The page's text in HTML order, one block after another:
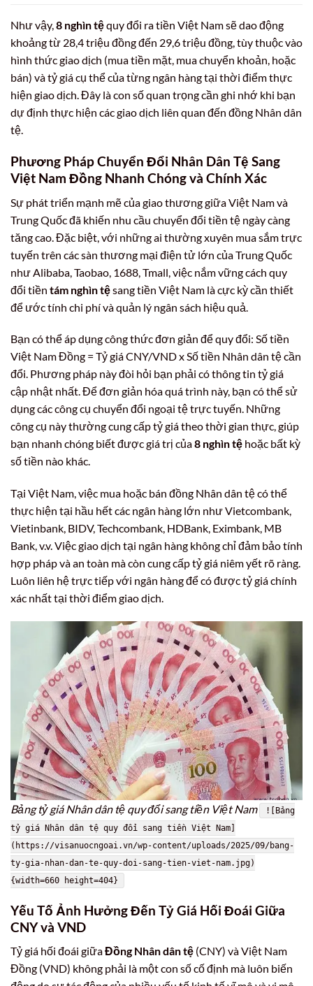
Như vậy,8 nghìn tệquy đổi ra tiền Việt Nam sẽ dao động
khoảng từ 28,4 triệu đồng đến 29,6 triệu đồng, tùy thuộc vào
hình thức giao dịch (mua tiền mặt, mua chuyển khoản, hoặc
bán) và tỷ giá cụ thể của từng ngân hàng tại thời điểm thực
hiện giao dịch. Đây là con số quan trọng cần ghi nhớ khi bạn
dự định thực hiện các giao dịch liên quan đến đồng Nhân dân
tệ.
Phương Pháp Chuyển Đổi Nhân Dân Tệ Sang
Việt Nam Đồng Nhanh Chóng và Chính Xác
Sự phát triển mạnh mẽ của giao thương giữa Việt Nam và
Trung Quốc đã khiến nhu cầu chuyển đổi tiền tệ ngày càng
tăng cao. Đặc biệt, với những ai thường xuyên mua sắm trực
tuyến trên các sàn thương mại điện tử lớn của Trung Quốc
như Alibaba, Taobao, 1688, Tmall, việc nắm vững cách quy
đổi tiền tám nghìn tệsang tiền Việt Nam là cực kỳ cần thiết
để ước tính chi phí và quản lý ngân sách hiệu quả.
Bạn có thể áp dụng công thức đơn giản để quy đổi: Số tiền
Việt Nam Đồng = Tỷ giá CNY/VND x Số tiền Nhân dân tệ cần
đổi. Phương pháp này đòi hỏi bạn phải có thông tin tỷ giá
cập nhật nhất. Để đơn giản hóa quá trình này, bạn có thể sử
dụng các công cụ chuyển đổi ngoại tệ trực tuyến. Những
công cụ này thường cung cấp tỷ giá theo thời gian thực, giúp
bạn nhanh chóng biết được giá trị của8 nghìn tệ hoặc bất kỳ
số tiền nào khác.
Tại Việt Nam, việc mua hoặc bán đồng Nhân dân tệ có thể
thực hiện tại hầu hết các ngân hàng lớn như Vietcombank,
Vietinbank, BIDV, Techcombank, HDBank, Eximbank, MB
Bank, v.v. Việc giao dịch tại ngân hàng không chỉ đảm bảo tính
hợp pháp và an toàn mà còn cung cấp tỷ giá niêm yết rõ ràng.
Luôn liên hệ trực tiếp với ngân hàng để có được tỷ giá chính
xác nhất tại thời điểm giao dịch.
Bảng tỷ giá Nhân dân tệ quy đổi sang tiền Việt Nam
![Bảng
tỷ giá Nhân dân tệ quy đổi sang tiền Việt Nam]
(https://visanuocngoai.vn/wp-content/uploads/2025/09/bang-
ty-gia-nhan-dan-te-quy-doi-sang-tien-viet-nam.jpg)
{width=660 height=404}
Yếu Tố Ảnh Hưởng Đến Tỷ Giá Hối Đoái Giữa
CNY và VND
Tỷ giá hối đoái giữaĐồng Nhân dân tệ (CNY) và Việt Nam
Đồng (VND) không phải là một con số cố định mà luôn biến